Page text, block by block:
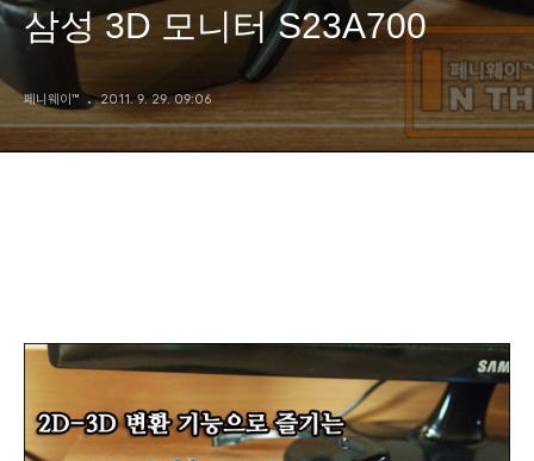
삼성 3D 모니터 S23A700
페니웨이™ 2011. 9. 29. 09:06